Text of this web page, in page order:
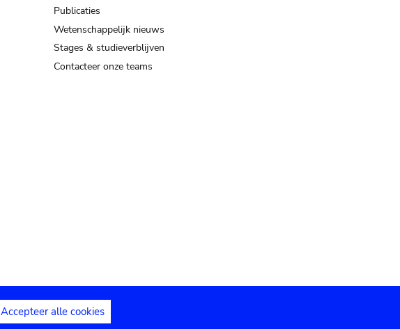
Publicaties
Wetenschappelijk nieuws
Stages & studieverblijven
Contacteer onze teams
Accepteer alle cookies